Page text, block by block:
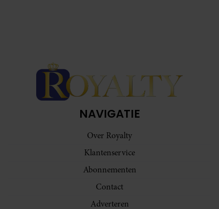
NAVIGATIE
Over Royalty
Klantenservice
Abonnementen
Contact
Adverteren